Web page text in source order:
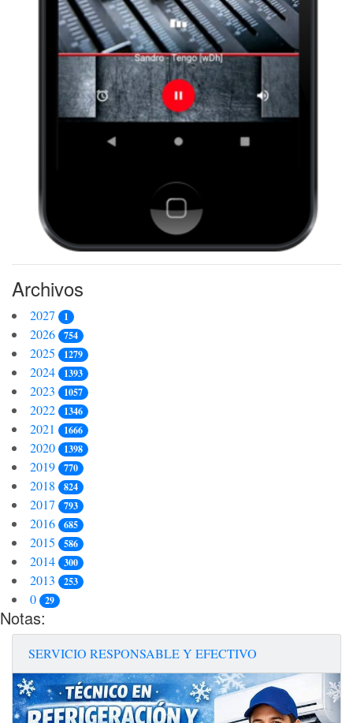
Archivos
2027 1
2026 754
2025 1279
2024 1393
2023 1057
2022 1346
2021 1666
2020 1398
2019 770
2018 824
2017 793
2016 685
2015 586
2014 300
2013 253
0 29
Notas:
SERVICIO RESPONSABLE Y EFECTIVO